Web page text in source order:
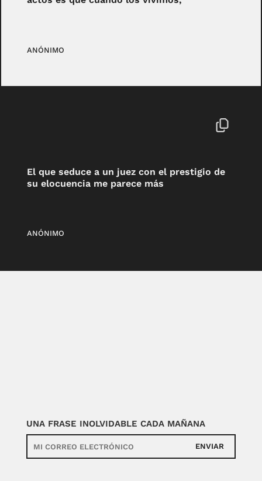
ANÓNIMO
El que seduce a un juez con el prestigio de
su elocuencia me parece más
ANÓNIMO
UNA FRASE INOLVIDABLE CADA MAÑANA
ENVIAR